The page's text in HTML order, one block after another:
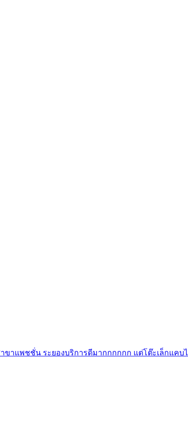
าแพชชั่น ระยองบริการดีมากกกกกก แต่โต๊ะเล็กแค